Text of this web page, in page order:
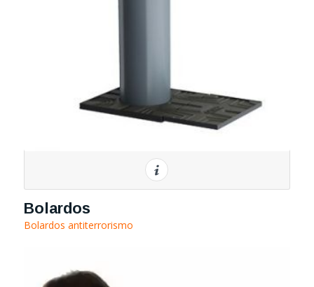
Bolardos
Bolardos antiterrorismo